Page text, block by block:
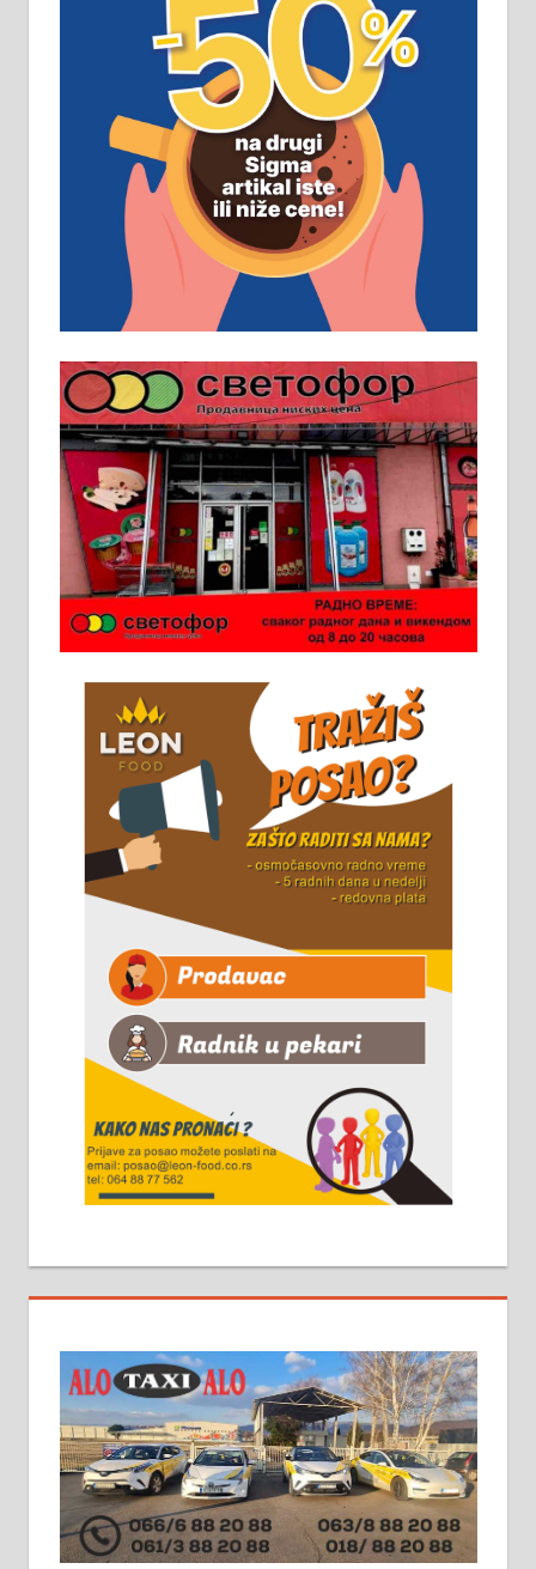
ПОСЛОВНИ ОГЛАСИ
Рудник и флотација Рудник
д.о.о. Рудник запошљава 20
помоћника рудара. Услови:
Основна школа, пожељно радно
искуство на истим и сличним
пословима, али не и неопходан
услов. Обезбеђен смештај,
превоз, исхрана. 032/57-41-122 –
локал 22
Пружам услуге завршних радова
у грађевини, хидроизолације и
молерских радова. 061/25-28-058
Ало таксију потребан возач са Б
категоријом. 064/02-85-511
Потребна два радника за рад на
стоваришту „Липа промет” у
информација доћи лично на
стовариште у улици Максима
Горког 26 сваког радног дана од
8 до 15 часова. 063/465-045
Чистим све врсте димњака.
061/32-13-445